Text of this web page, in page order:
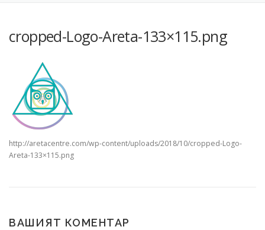
cropped-Logo-Areta-133×115.png
http://aretacentre.com/wp-content/uploads/2018/10/cropped-Logo-
Areta-133×115.png
ВАШИЯТ КОМЕНТАР